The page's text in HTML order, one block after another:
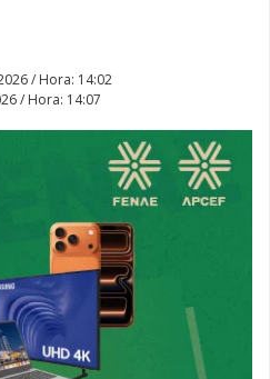
/ Hora: 14:02
/ Hora: 14:07